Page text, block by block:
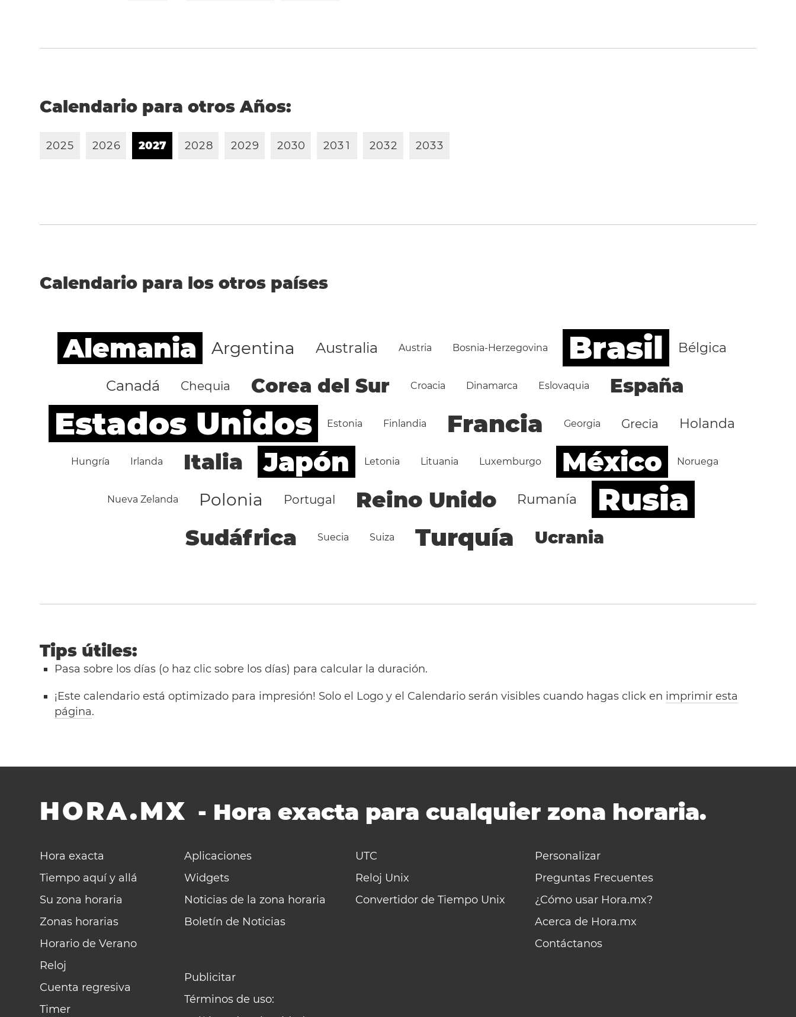
Calendario para otros Años:
2025 2026 2027 2028 2029 2030 2031 2032 2033
Calendario para los otros países
Alemania Argentina Australia Austria Bosnia-Herzegovina Brasil Bélgica
Canadá Chequia Corea del Sur Croacia Dinamarca Eslovaquia España
Estados Unidos Estonia Finlandia Francia Georgia Grecia Holanda
Hungría Irlanda Italia Japón Letonia Lituania Luxemburgo México Noruega
Nueva Zelanda Polonia Portugal Reino Unido Rumanía Rusia
Sudáfrica Suecia Suiza Turquía Ucrania
Tips útiles:
Pasa sobre los días (o haz clic sobre los días) para calcular la duración.
¡Este calendario está optimizado para impresión! Solo el Logo y el Calendario serán visibles cuando hagas click en imprimir esta
página.
HORA.MX - Hora exacta para cualquier zona horaria.
Hora exacta
Tiempo aquí y allá
Su zona horaria
Zonas horarias
Horario de Verano
Reloj
Cuenta regresiva
Timer
Aplicaciones
Widgets
Noticias de la zona horaria
Boletín de Noticias
UTC
Reloj Unix
Convertidor de Tiempo Unix
Personalizar
Preguntas Frecuentes
¿Cómo usar Hora.mx?
Acerca de Hora.mx
Contáctanos
Publicitar
Términos de uso: